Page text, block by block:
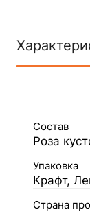
Состав
Роза
Упаковка
Крафт,
Страна